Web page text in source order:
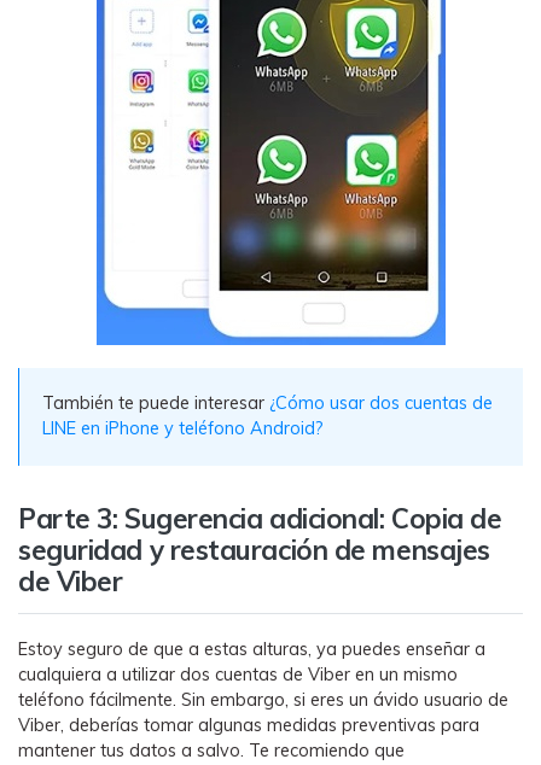
󠀰También te puede interesar ¿Cómo usar dos cuentas de
LINE en iPhone y teléfono Android?󠀲󠀩󠀠󠀩󠀩󠀨󠀨󠀤󠀳
Parte 3: Sugerencia adicional: Copia de
seguridad y restauración de mensajes
de Viber󠀲󠀩󠀠󠀩󠀩󠀨󠀤󠀤󠀳
󠀰Estoy seguro de que a estas alturas, ya puedes enseñar a
cualquiera a utilizar dos cuentas de Viber en un mismo
teléfono fácilmente.󠀲󠀩󠀠󠀩󠀩󠀨󠀨󠀦󠀳󠀰 Sin embargo, si eres un ávido usuario de
Viber, deberías tomar algunas medidas preventivas para
mantener tus datos a salvo. Te recomiendo que